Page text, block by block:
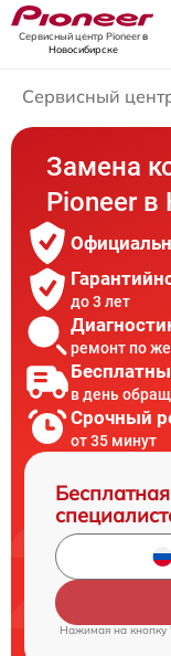
Сервисный центр Pioneerв
Новосибирске
Сервисный
Замена
Pioneer в
до 3 лет
ремонт по
в день
Срочный
от 35 минут
Нажимая на кнопку